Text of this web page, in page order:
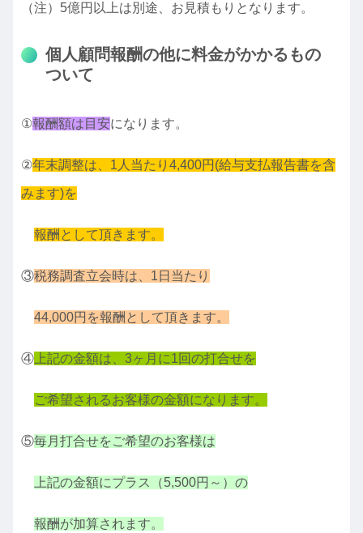
（注）5億円以上は別途、お見積もりとなります。
個人顧問報酬の他に料金がかかるもの
ついて
①報酬額は目安になります。
②年末調整は、 1人当たり4,400円(給与支払報告書を含
みます)を
報酬として頂きます。
③税務調査立会時は、 1 日当たり
44,000円を報酬として頂きます。
④上記の金額は、 3ヶ月に1回の打合せを
ご希望されるお客様の金額になります。
⑤毎月打合せをご希望のお客様は
上記の金額にプラス（5,500円～）の
報酬が加算されます。